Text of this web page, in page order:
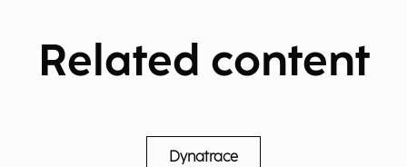
Related content
Dynatrace